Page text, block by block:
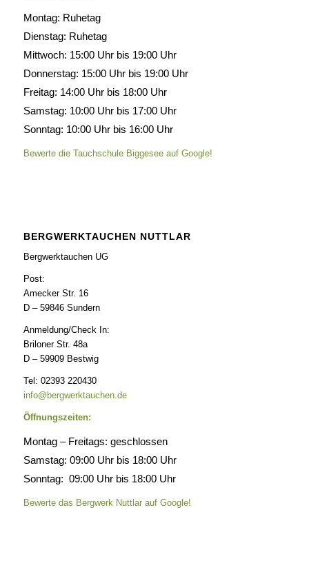
Montag: Ruhetag
Dienstag: Ruhetag
Mittwoch: 15:00 Uhr bis 19:00 Uhr
Donnerstag: 15:00 Uhr bis 19:00 Uhr
Freitag: 14:00 Uhr bis 18:00 Uhr
Samstag: 10:00 Uhr bis 17:00 Uhr
Sonntag: 10:00 Uhr bis 16:00 Uhr
Bewerte die Tauchschule Biggesee auf Google!
BERGWERKTAUCHEN NUTTLAR
Bergwerktauchen UG
Post:
Amecker Str. 16
D – 59846 Sundern
Anmeldung/Check In:
Briloner Str. 48a
D – 59909 Bestwig
Tel: 02393 220430
info@bergwerktauchen.de
Öffnungszeiten:
Montag – Freitags: geschlossen
Samstag: 09:00 Uhr bis 18:00 Uhr
Sonntag: 09:00 Uhr bis 18:00 Uhr
Bewerte das Bergwerk Nuttlar auf Google!